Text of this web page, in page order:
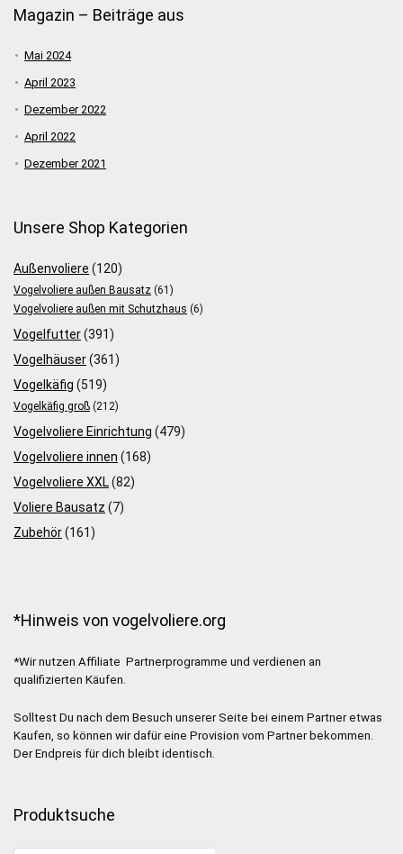
Magazin – Beiträge aus
Mai 2024
April 2023
Dezember 2022
April 2022
Dezember 2021
Unsere Shop Kategorien
Außenvoliere (120)
Vogelvoliere außen Bausatz (61)
Vogelvoliere außen mit Schutzhaus (6)
Vogelfutter(391)
Vogelhäuser(361)
Vogelkäfig (519)
Vogelkäfig groß (212)
Vogelvoliere Einrichtung (479)
Vogelvoliere innen (168)
Vogelvoliere XXL(82)
Voliere Bausatz (7)
Zubehör(161)
*Hinweis von vogelvoliere.org
*Wir nutzen Affiliate Partnerprogramme und verdienen an
qualifizierten Käufen.
Solltest Du nach dem Besuch unserer Seite bei einem Partner etwas
Kaufen, so können wir dafür eine Provision vom Partner bekommen.
Der Endpreis für dich bleibt identisch.
Produktsuche